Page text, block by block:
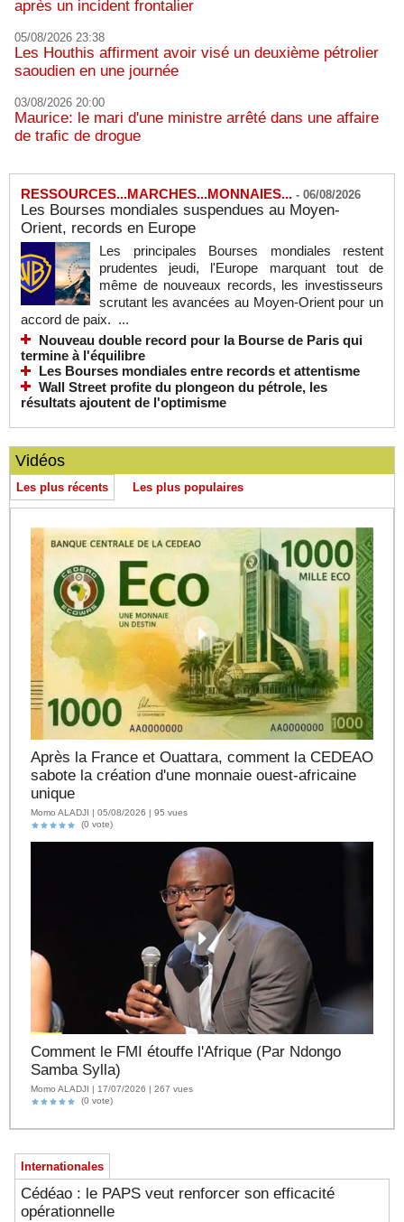
après un incident frontalier
05/08/2026 23:38
Les Houthis affirment avoir visé un deuxième pétrolier
saoudien en une journée
03/08/2026 20:00
Maurice: le mari d'une ministre arrêté dans une affaire
de trafic de drogue
RESSOURCES...MARCHES...MONNAIES... - 06/08/2026
Les Bourses mondiales suspendues au Moyen-
Orient, records en Europe
Les principales Bourses mondiales restent
prudentes jeudi, l'Europe marquant tout de
même de nouveaux records, les investisseurs
scrutant les avancées au Moyen-Orient pour un
accord de paix. ...
Nouveau double record pour la Bourse de Paris qui
termine à l'équilibre
Les Bourses mondiales entre records et attentisme
Wall Street profite du plongeon du pétrole, les
résultats ajoutent de l'optimisme
Vidéos
Les plus récents Les plus populaires
Après la France et Ouattara, comment la CEDEAO
sabote la création d'une monnaie ouest-africaine
unique
Momo ALADJI | 05/08/2026 | 95 vues
(0 vote)
Comment le FMI étouffe l'Afrique (Par Ndongo
Samba Sylla)
Momo ALADJI | 17/07/2026 | 267 vues
(0 vote)
Internationales
Cédéao : le PAPS veut renforcer son efficacité
opérationnelle